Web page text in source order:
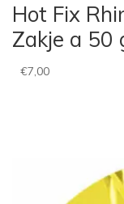
Hot Fix
Zakje a 50
€7,00